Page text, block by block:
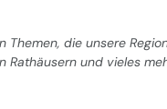
die unsere
Rathäusern und vieles